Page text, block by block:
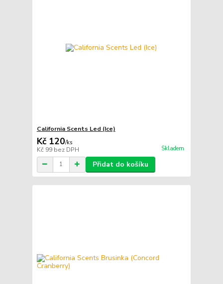
California Scents Led (Ice)
Kč 120/ks
Kč 99 bez DPH Skladem
Přidat do košíku